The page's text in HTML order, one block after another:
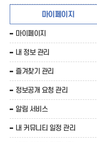
마이페이지
마이페이지
내 정보 관리
즐겨찾기 관리
정보공개 요청 관리
알림 서비스
내 커뮤니티 일정 관리